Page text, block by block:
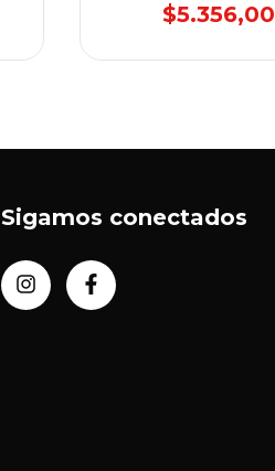
$5.356,00
Sigamos conectados